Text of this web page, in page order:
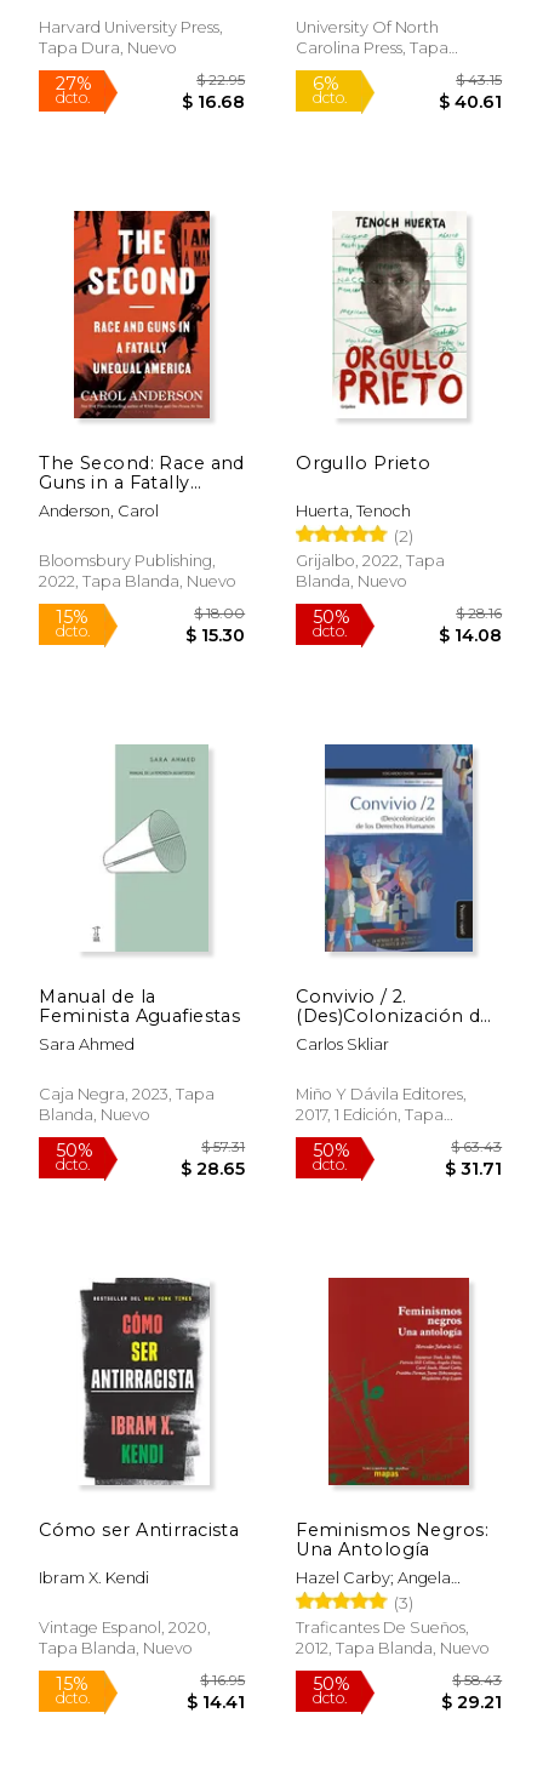
15%
dcto. $ 13.93
50%
dcto. $
Harvard University Press,
Tapa Dura, Nuevo
Rápido
(en Inglés)
University Of North
Carolina Press, Tapa
Blanda, Nuevo
The Second: Race and
Guns in a Fatally
Unequal America (en
Inglés)
Anderson, Carol
Bloomsbury Publishing,
2022, Tapa Blanda, Nuevo
$ 15.30
Orgullo Prieto
Huerta, Tenoch
(2)
Grijalbo, 2022, Tapa
Blanda, Nuevo
dcto.
Manual de la
Feminista Aguafiestas
Sara Ahmed
Caja Negra, 2023, Tapa
Blanda, Nuevo
Convivio / 2.
(Des)Colonización de
los Derechos
Humanos
Carlos Skliar
Miño Y Dávila Editores,
2017, 1 Edición, Tapa
Blanda, Nuevo
Cómo ser Antirracista
Ibram X. Kendi
Vintage Espanol, 2020,
Tapa Blanda, Nuevo
Feminismos Negros:
Una Antología
Hazel Carby; Angela
Yvonne Davis; Patricia Hill
Collins
(3)
Traficantes De Sueños,
2012, Tapa Blanda, Nuevo